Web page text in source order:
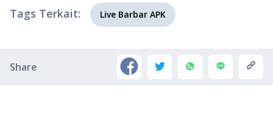
Tags Terkait: Live Barbar APK
Share